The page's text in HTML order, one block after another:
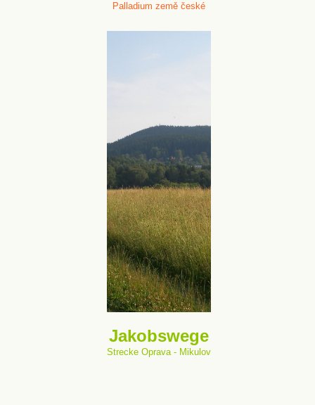
Palladium země české
Jakobswege
Strecke Oprava - Mikulov